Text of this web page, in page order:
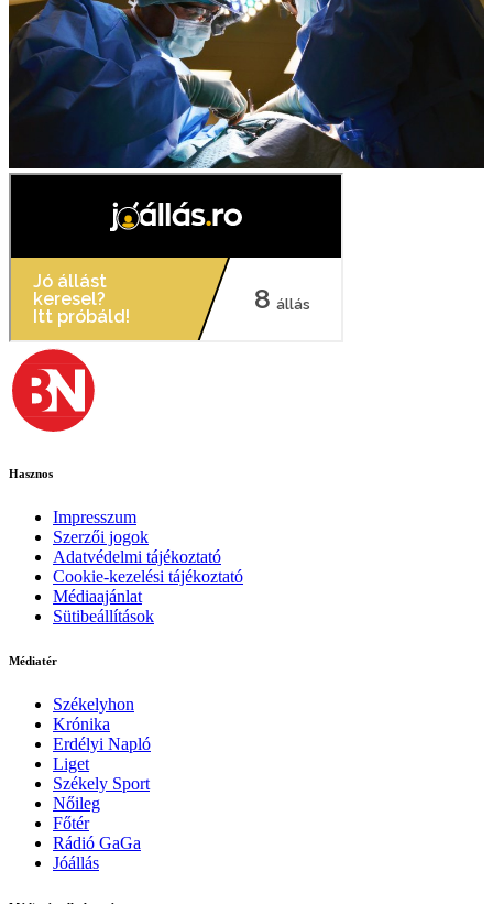
Hasznos
Impresszum
Szerzői jogok
Adatvédelmi tájékoztató
Cookie-kezelési tájékoztató
Médiaajánlat
Sütibeállítások
Médiatér
Székelyhon
Krónika
Erdélyi Napló
Liget
Székely Sport
Nőileg
Főtér
Rádió GaGa
Jóállás